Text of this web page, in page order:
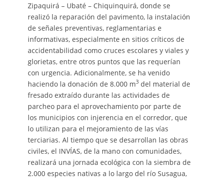
Zipaquirá – Ubaté – Chiquinquirá, donde se
realizó la reparación del pavimento, la instalación
de señales preventivas, reglamentarias e
informativas, especialmente en sitios críticos de
accidentabilidad como cruces escolares y viales y
glorietas, entre otros puntos que las requerían
con urgencia. Adicionalmente, se ha venido
haciendo la donación de 8.000 m3del material de
fresado extraído durante las actividades de
parcheo para el aprovechamiento por parte de
los municipios con injerencia en el corredor, que
lo utilizan para el mejoramiento de las vías
terciarias. Al tiempo que se desarrollan las obras
civiles, el INVÍAS, de la mano con comunidades,
realizará una jornada ecológica con la siembra de
2.000 especies nativas a lo largo del río Susagua,